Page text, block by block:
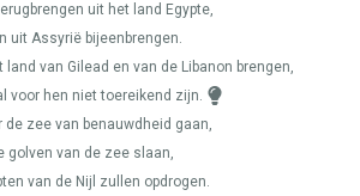
uit het land Egypte,
uit Assyrië bijeenbrengen.
land van Gilead en van de Libanon brengen,
voor hen niet toereikend zijn.
de zee van benauwdheid gaan,
golven van de zee slaan,
van de Nijl zullen opdrogen.